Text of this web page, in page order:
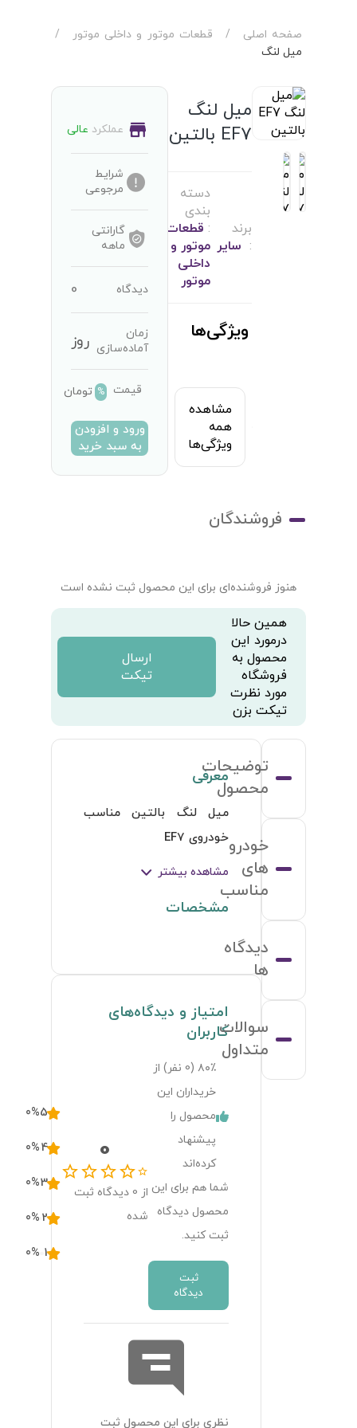
صفحه اصلی / قطعات موتور و داخلی موتور
/
میل لنگ
میل لنگ
EF7 بالتین
برند
: سایر
دسته
بندی
: قطعات
موتور و
داخلی
موتور
ویژگی‌ها
مشاهده
همه
ویژگی‌ها
عملکرد عالی
شرایط
مرجوعی
گارانتی
ماهه
دیدگاه 0
زمان
آماده‌سازی روز
قیمت % تومان
ورود و افزودن
به سبد خرید
فروشندگان
هنوز فروشنده‌ای برای این محصول ثبت نشده است
همین حالا
درمورد این
محصول به
فروشگاه
مورد نظرت
تیکت بزن
ارسال
تیکت
توضیحات
محصول
خودرو
های
مناسب
دیدگاه
ها
سوالات
متداول
معرفی
خودروی EF7
مشاهده بیشتر
مشخصات
امتیاز و دیدگاه‌های
کاربران
۸۰٪ ( 0 نفر) از
خریداران این
محصول را
پیشنهاد
کرده‌اند
شما هم برای این
محصول دیدگاه
ثبت کنید.
ثبت
دیدگاه
0
از 0 دیدگاه ثبت
شده
5
0%
4
0%
3
0%
2
0%
1
0%
نظری برای این محصول ثبت